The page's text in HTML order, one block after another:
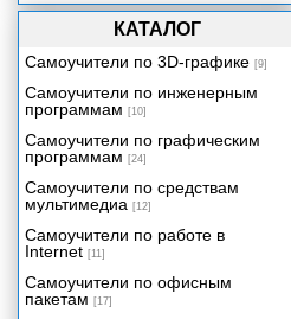
КАТАЛОГ
Самоучители по 3D-графике [9]
Самоучители по инженерным
программам [10]
Самоучители по графическим
программам [24]
Самоучители по средствам
мультимедиа [12]
Самоучители по работе в
Internet [11]
Самоучители по офисным
пакетам [17]